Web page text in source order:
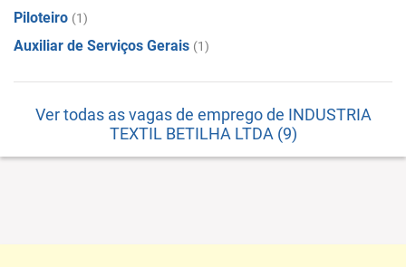
Piloteiro (1)
Auxiliar de Serviços Gerais (1)
Ver todas as vagas de emprego de INDUSTRIA
TEXTIL BETILHA LTDA (9)